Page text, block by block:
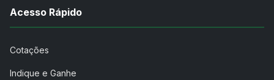
Acesso Rápido
Cotações
Indique e Ganhe